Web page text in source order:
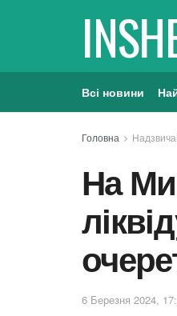
Всі новини
Головна
На
6 Березня 2024,